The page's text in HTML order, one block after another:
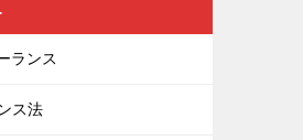
ランス
ス法